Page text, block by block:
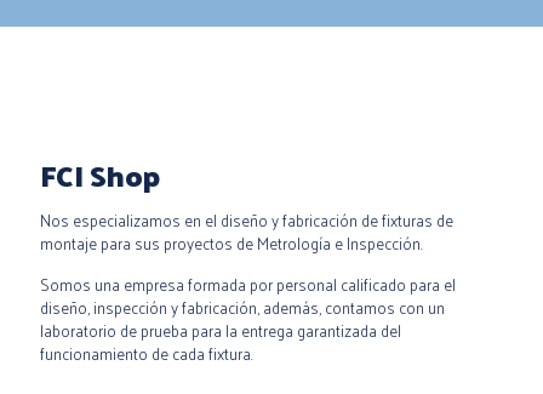
FCI Shop
Nos especializamos en el diseño y fabricación de fixturas de
montaje para sus proyectos de Metrología e Inspección.
Somos una empresa formada por personal calificado para el
diseño, inspección y fabricación, además, contamos con un
laboratorio de prueba para la entrega garantizada del
funcionamiento de cada fixtura.